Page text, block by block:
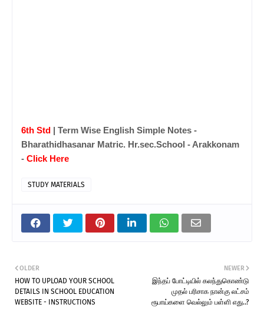
6th Std | Term Wise English Simple Notes -
Bharathidhasanar Matric. Hr.sec.School - Arakkonam
- Click Here
STUDY MATERIALS
NEWER
இந்தப் போட்டியில் கலந்துகொண்டு
முதல் பரிசாக நான்கு லட்சம்
ரூபாய்களை வெல்லும் பள்ளி எது..?
OLDER
HOW TO UPLOAD YOUR SCHOOL
DETAILS IN SCHOOL EDUCATION
WEBSITE - INSTRUCTIONS